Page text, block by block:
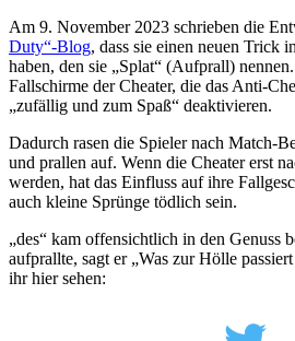
Am 9. November 2023 schrieben die
Duty“-Blog, dass sie einen neuen Trick
haben, den sie „Splat“ (Aufprall)
Fallschirme der Cheater, die das Anti-
„zufällig und zum Spaß“ deaktivieren.
Dadurch rasen die Spieler nach Match-
und prallen auf. Wenn die Cheater erst
werden, hat das Einfluss auf ihre
auch kleine Sprünge tödlich sein.
„des“ kam offensichtlich in den Genuss
aufprallte, sagt er „Was zur Hölle
ihr hier sehen: